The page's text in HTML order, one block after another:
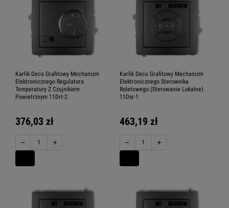
Karlik Deco Grafitowy Mechanizm
Elektronicznego Regulatora
Temperatury Z Czujnikiem
Powietrznym 11Drt-2
376,03 zł
− +
Karlik Deco Grafitowy Mechanizm
Elektronicznego Sterownika
Roletowego (Sterowanie Lokalne)
11Dsr-1
463,19 zł
− +